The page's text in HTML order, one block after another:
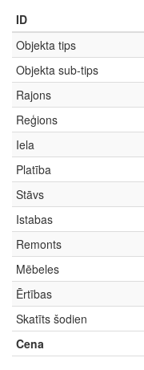
ID
Objekta tips
Objekta sub-tips
Rajons
Reģions
Iela
Platība
Stāvs
Istabas
Remonts
Mēbeles
Ērtības
Skatīts šodien
Cena